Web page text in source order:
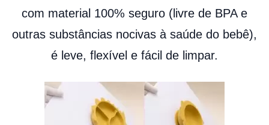
com material 100% seguro (livre de BPA e
outras substâncias nocivas à saúde do bebê),
é leve, flexível e fácil de limpar.